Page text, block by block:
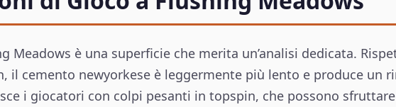
Meadows è una superficie che merita un’analisi dedicata.
il cemento newyorkese è leggermente più lento e produce un
i giocatori con colpi pesanti in topspin, che possono